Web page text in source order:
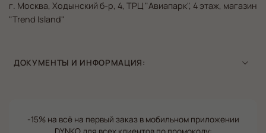
г. Москва, Ходынский б-р, 4, ТРЦ "Авиапарк", 4 этаж, магазин
"Trend Island"
ДОКУМЕНТЫ И ИНФОРМАЦИЯ:
-15% на всё на первый заказ в мобильном приложении